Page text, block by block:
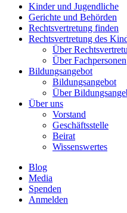
Kinder und Jugendliche
Gerichte und Behörden
Rechtsvertretung finden
Rechtsvertretung des
Über
Über Fachpersonen
Bildungsangebot
Bildungsangebot
Über
Über uns
Vorstand
Geschäftsstelle
Beirat
Wissenswertes
Blog
Media
Spenden
Anmelden